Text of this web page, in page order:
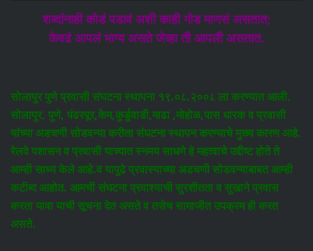
शब्दांनाही कोडं पडावं अशी काही गोड माणसं असतात;
केवढं आपलं भाग्य असते जेव्हा ती आपली असतात.
सोलापुर पुणे प्रवासी संघटना स्थापना १९.०८.२००८ ला करण्यात आली.
सोलापुर, पुणे, पंढरपूर,केम,कुर्डुवाडी,माढा ,मोहोळ,पास धारक व प्रवासी
यांच्या अडचणी सोडवन्या करीता संघटना स्थापन करण्याचे मुख्य कारण आहे.
रेलवे पशासन व प्रवासी याच्यात स्नमय साधणे हे महत्वाचे उद्दीष्ट होते ते
आम्ही साध्य केले आहे.व यापुढे प्रवास्याच्या अडचणी सोडवन्याबाबत आम्ही
कटीब्द आहोत. आमची संघटना प्रवाश्याची सुरशीतता व सुखाने प्रवास
करता यावा याची सूचना देत असते व तसेच सामाजीत उपक्रम ही करत
असते.